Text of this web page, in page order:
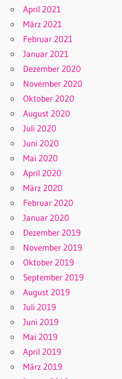
April 2021
März 2021
Februar 2021
Januar 2021
Dezember 2020
November 2020
Oktober 2020
August 2020
Juli 2020
Juni 2020
Mai 2020
April 2020
März 2020
Februar 2020
Januar 2020
Dezember 2019
November 2019
Oktober 2019
September 2019
August 2019
Juli 2019
Juni 2019
Mai 2019
April 2019
März 2019